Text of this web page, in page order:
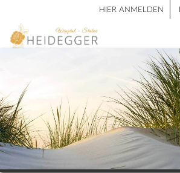
HIER ANMELDEN